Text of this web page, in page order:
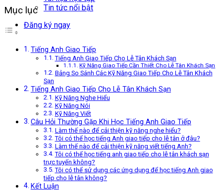
Tin tức nổi bật
Đăng ký ngay
Mục lục
Tiếng Anh Giao Tiếp
Tiếng Anh Giao Tiếp Cho Lễ Tân Khách Sạn
Kỹ Năng Giao Tiếp Cần Thiết Cho Lễ Tân Khách Sạn
Bảng So Sánh Các Kỹ Năng Giao Tiếp Cho Lễ Tân Khách
Sạn
Tiếng Anh Giao Tiếp Cho Lễ Tân Khách Sạn
Kỹ Năng Nghe Hiểu
Kỹ Năng Nói
Kỹ Năng Viết
Câu Hỏi Thường Gặp Khi Học Tiếng Anh Giao Tiếp
Làm thế nào để cải thiện kỹ năng nghe hiểu?
Tôi có thể học tiếng Anh giao tiếp cho lễ tân ở đâu?
Làm thế nào để cải thiện kỹ năng viết tiếng Anh?
Tôi có thể học tiếng anh giao tiếp cho lễ tân khách sạn
trực tuyến không?
Tôi có thể sử dụng các ứng dụng để học tiếng Anh giao
tiếp cho lễ tân không?
Kết Luận